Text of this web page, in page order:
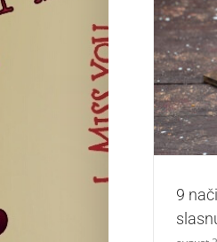
9
9